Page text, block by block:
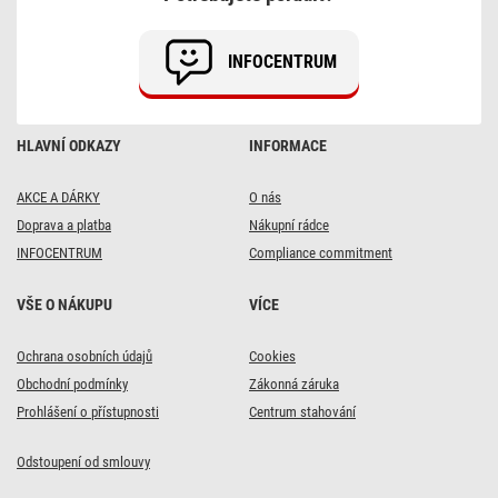
HLAVNÍ ODKAZY
AKCE A DÁRKY
Doprava a platba
INFOCENTRUM
INFORMACE
O nás
Nákupní rádce
Compliance commitment
VŠE O NÁKUPU
Ochrana osobních údajů
Obchodní podmínky
Prohlášení o přístupnosti
VÍCE
Cookies
Zákonná záruka
Centrum stahování
Odstoupení od smlouvy
INFOCENTRUM